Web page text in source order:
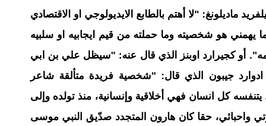
ماديلونغ: "لا أهتم بالطابع الايديولوجي او الاقتصادي
يهمني هو شخصيته وما حملته من قيم ايجابيه او سلبيه
أو كجيرارد اوبنز الذي قال عنه: "سيظل علي بن ابي
جيبون الذي قال: "شخصية فريدة متألقة شاعر
كل انسان فهي أخلاقية وإنسانية، منذ تولده وإلى
واحبائي، حقا كان هارون المتجدد صدّيق النبي موسى